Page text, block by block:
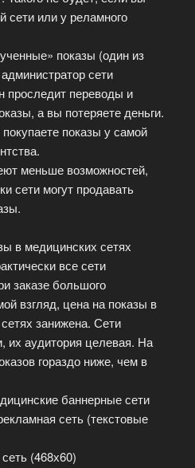
сети или у реламного
показы (один из
сети
проследит переводы и
а вы потеряете деньги.
показы у самой
меньше возможностей,
сети могут продавать
в медицинских сетях
все сети
заказе большого
взгляд, цена на показы в
занижена. Сети
их аудитория целевая. На
гораздо ниже, чем в
баннерные сети
сеть (текстовые
(468х60)